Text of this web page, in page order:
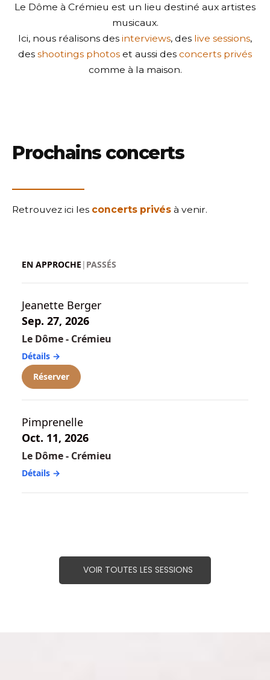
Le Dôme à Crémieu est un lieu destiné aux artistes
musicaux.
Ici, nous réalisons des interviews, des live sessions,
des shootings photos et aussi des concerts privés
comme à la maison.
Prochains concerts
Retrouvez ici les concerts privés à venir.
EN APPROCHE | PASSÉS
Jeanette Berger
Sep. 27, 2026
Le Dôme - Crémieu
Détails →
Réserver
Pimprenelle
Oct. 11, 2026
Le Dôme - Crémieu
Détails →
VOIR TOUTES LES SESSIONS